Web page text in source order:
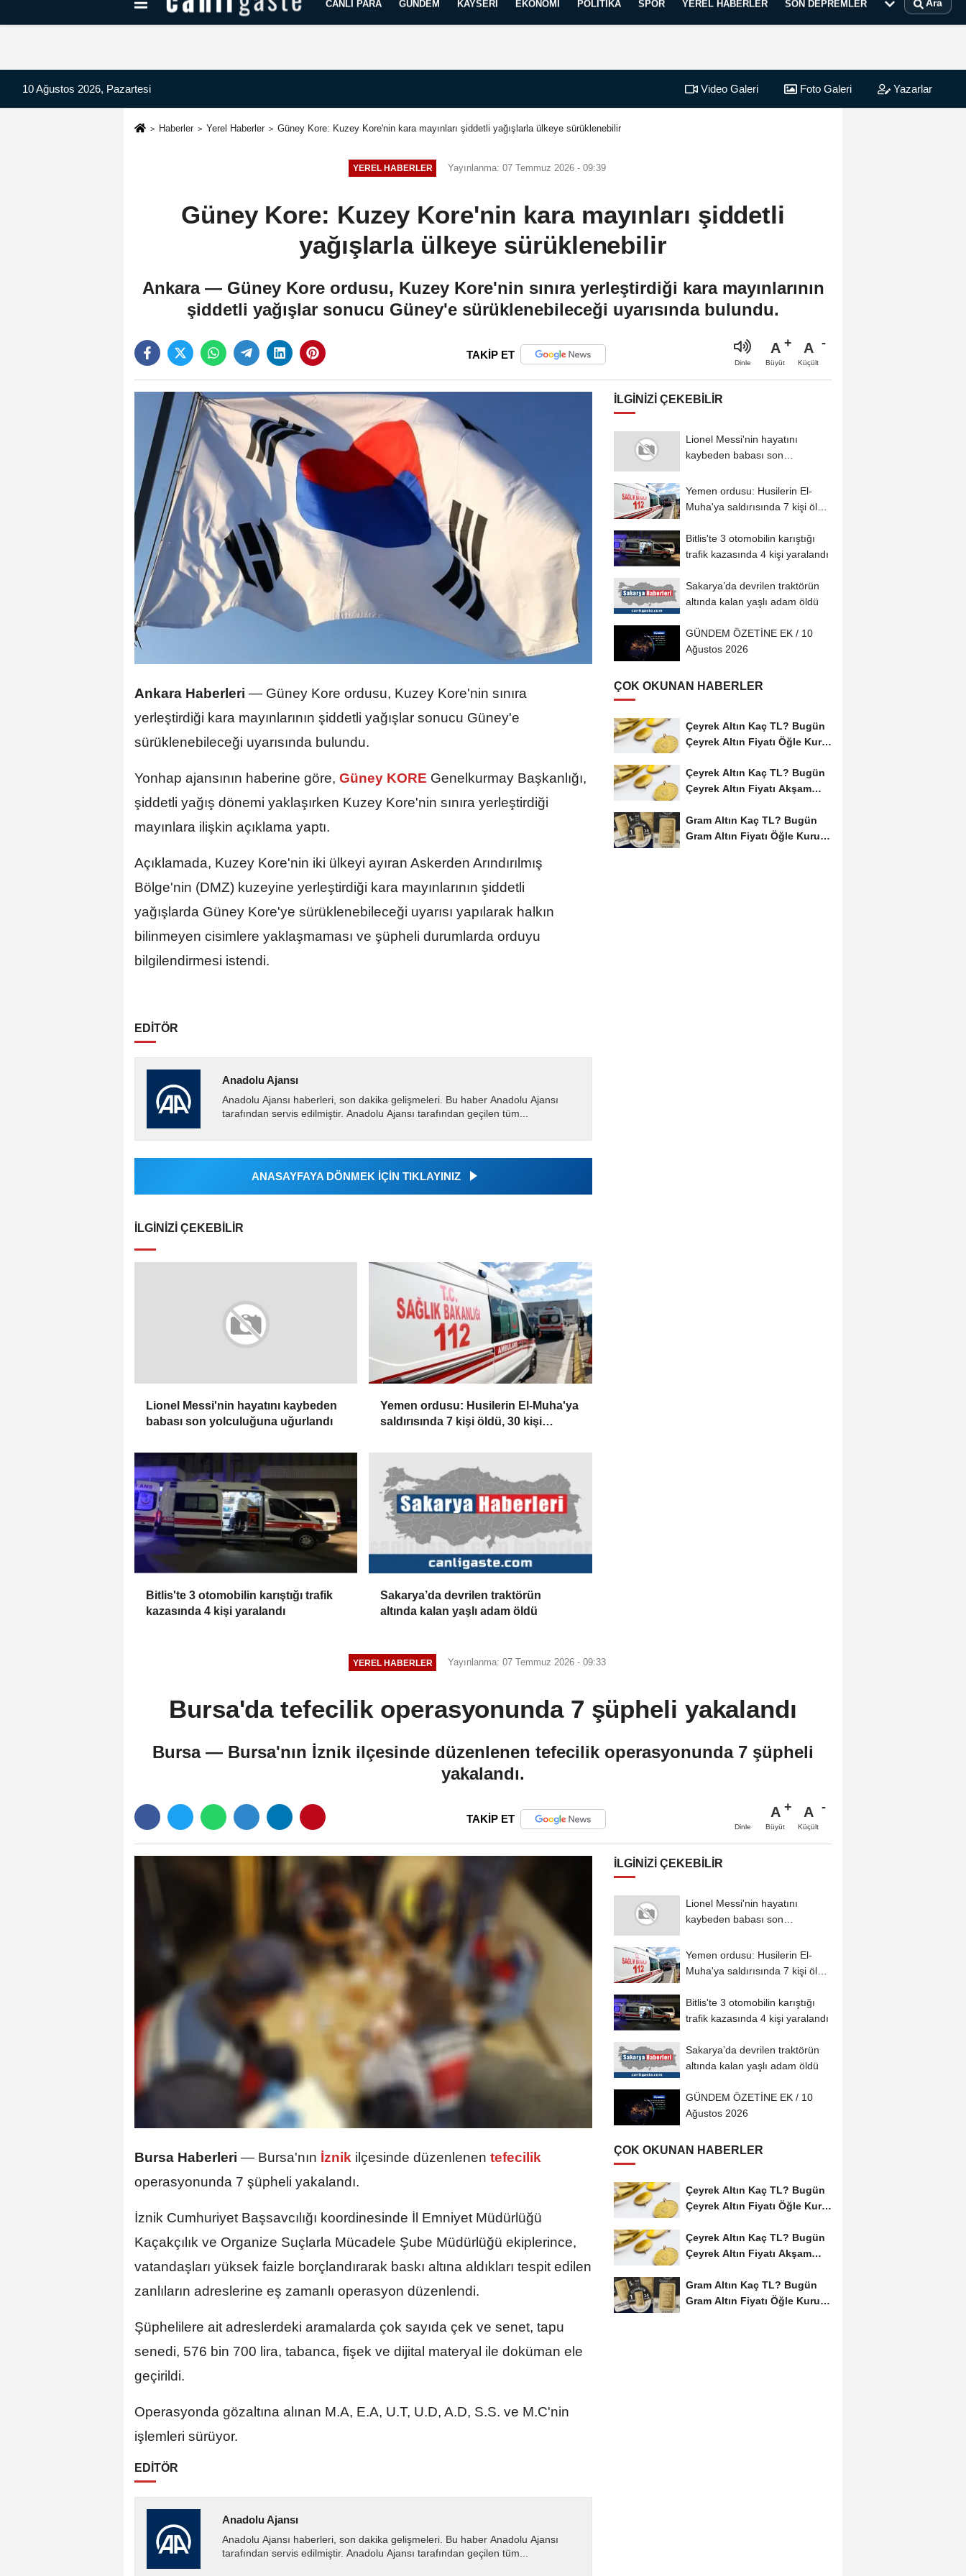
Kayseri Haberleri Can Radyo Dinle
CANLI PARA GÜNDEM KAYSERI EKONOMI POLITIKA SPOR YEREL HABERLER SON DEPREMLER Ara
10 Ağustos 2026, Pazartesi Video Galeri Foto Galeri Yazarlar
Haberler Yerel Haberler Güney Kore: Kuzey Kore'nin kara mayınları şiddetli yağışlarla ülkeye sürüklenebilir
YEREL HABERLER Yayınlanma: 07 Temmuz 2026 - 09:39
Güney Kore: Kuzey Kore'nin kara mayınları şiddetli
yağışlarla ülkeye sürüklenebilir
Ankara — Güney Kore ordusu, Kuzey Kore'nin sınıra yerleştirdiği kara mayınlarının
şiddetli yağışlar sonucu Güney'e sürüklenebileceği uyarısında bulundu.
TAKİP ET
Dinle
A
Büyüt
A
Küçült
Ankara Haberleri — Güney Kore ordusu, Kuzey Kore'nin sınıra
yerleştirdiği kara mayınlarının şiddetli yağışlar sonucu Güney'e
sürüklenebileceği uyarısında bulundu.
Yonhap ajansının haberine göre, Güney KORE Genelkurmay Başkanlığı,
şiddetli yağış dönemi yaklaşırken Kuzey Kore'nin sınıra yerleştirdiği
mayınlara ilişkin açıklama yaptı.
Açıklamada, Kuzey Kore'nin iki ülkeyi ayıran Askerden Arındırılmış
Bölge'nin (DMZ) kuzeyine yerleştirdiği kara mayınlarının şiddetli
yağışlarda Güney Kore'ye sürüklenebileceği uyarısı yapılarak halkın
bilinmeyen cisimlere yaklaşmaması ve şüpheli durumlarda orduyu
bilgilendirmesi istendi.
EDİTÖR
Anadolu Ajansı
Anadolu Ajansı haberleri, son dakika gelişmeleri. Bu haber Anadolu Ajansı
tarafından servis edilmiştir. Anadolu Ajansı tarafından geçilen tüm...
ANASAYFAYA DÖNMEK İÇİN TIKLAYINIZ
İLGINIZI ÇEKEBILIR
Lionel Messi'nin hayatını kaybeden
babası son yolculuğuna uğurlandı
Yemen ordusu: Husilerin El-Muha'ya
saldırısında 7 kişi öldü, 30 kişi
Bitlis'te 3 otomobilin karıştığı trafik
kazasında 4 kişi yaralandı
Sakarya’da devrilen traktörün
altında kalan yaşlı adam öldü
İLGINIZI ÇEKEBILIR
Lionel Messi'nin hayatını
kaybeden babası son
Yemen ordusu: Husilerin El-
Muha'ya saldırısında 7 kişi öldü,
Bitlis'te 3 otomobilin karıştığı
trafik kazasında 4 kişi yaralandı
Sakarya’da devrilen traktörün
altında kalan yaşlı adam öldü
GÜNDEM ÖZETİNE EK / 10
Ağustos 2026
ÇOK OKUNAN HABERLER
Çeyrek Altın Kaç TL? Bugün
Çeyrek Altın Fiyatı Öğle Kuru
Çeyrek Altın Kaç TL? Bugün
Çeyrek Altın Fiyatı Akşam
Gram Altın Kaç TL? Bugün
Gram Altın Fiyatı Öğle Kuru
YEREL HABERLER Yayınlanma: 07 Temmuz 2026 - 09:33
Bursa'da tefecilik operasyonunda 7 şüpheli yakalandı
Bursa — Bursa'nın İznik ilçesinde düzenlenen tefecilik operasyonunda 7 şüpheli
yakalandı.
TAKİP ET
Dinle
A
Büyüt
A
Küçült
Bursa Haberleri — Bursa'nın İznik ilçesinde düzenlenen tefecilik
operasyonunda 7 şüpheli yakalandı.
İznik Cumhuriyet Başsavcılığı koordinesinde İl Emniyet Müdürlüğü
Kaçakçılık ve Organize Suçlarla Mücadele Şube Müdürlüğü ekiplerince,
vatandaşları yüksek faizle borçlandırarak baskı altına aldıkları tespit edilen
zanlıların adreslerine eş zamanlı operasyon düzenlendi.
Şüphelilere ait adreslerdeki aramalarda çok sayıda çek ve senet, tapu
senedi, 576 bin 700 lira, tabanca, fişek ve dijital materyal ile doküman ele
geçirildi.
Operasyonda gözaltına alınan M.A, E.A, U.T, U.D, A.D, S.S. ve M.C'nin
işlemleri sürüyor.
EDİTÖR
Anadolu Ajansı
Anadolu Ajansı haberleri, son dakika gelişmeleri. Bu haber Anadolu Ajansı
tarafından servis edilmiştir. Anadolu Ajansı tarafından geçilen tüm...
İLGINIZI ÇEKEBILIR
Lionel Messi'nin hayatını
kaybeden babası son
Yemen ordusu: Husilerin El-
Muha'ya saldırısında 7 kişi öldü,
Bitlis'te 3 otomobilin karıştığı
trafik kazasında 4 kişi yaralandı
Sakarya’da devrilen traktörün
altında kalan yaşlı adam öldü
GÜNDEM ÖZETİNE EK / 10
Ağustos 2026
ÇOK OKUNAN HABERLER
Çeyrek Altın Kaç TL? Bugün
Çeyrek Altın Fiyatı Öğle Kuru
Çeyrek Altın Kaç TL? Bugün
Çeyrek Altın Fiyatı Akşam
Gram Altın Kaç TL? Bugün
Gram Altın Fiyatı Öğle Kuru